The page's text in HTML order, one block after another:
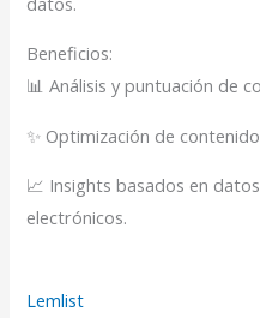
Beneficios:
📊 Análisis y puntuación de
✨ Optimización de
📈 Insights basados en
electrónicos.
Lemlist